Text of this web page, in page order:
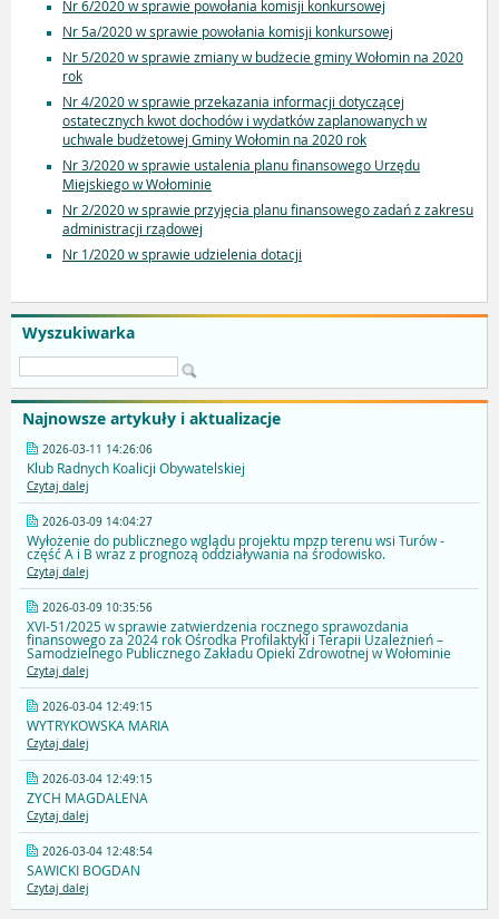
Wyszukiwarka
Najnowsze artykuły i aktualizacje
2026-03-11 14:26:06
Klub Radnych Koalicji Obywatelskiej
Czytaj dalej
2026-03-09 14:04:27
Wyłożenie do publicznego wglądu projektu mpzp terenu wsi Turów -
część A i B wraz z prognozą oddziaływania na środowisko.
Czytaj dalej
2026-03-09 10:35:56
XVI-51/2025 w sprawie zatwierdzenia rocznego sprawozdania
finansowego za 2024 rok Ośrodka Profilaktyki i Terapii Uzależnień –
Samodzielnego Publicznego Zakładu Opieki Zdrowotnej w Wołominie
Czytaj dalej
2026-03-04 12:49:15
WYTRYKOWSKA MARIA
Czytaj dalej
2026-03-04 12:49:15
ZYCH MAGDALENA
Czytaj dalej
2026-03-04 12:48:54
SAWICKI BOGDAN
Czytaj dalej
Nr 6/2020 w sprawie powołania komisji konkursowej
Nr 5a/2020 w sprawie powołania komisji konkursowej
Nr 5/2020 w sprawie zmiany w budżecie gminy Wołomin na 2020
rok
Nr 4/2020 w sprawie przekazania informacji dotyczącej
ostatecznych kwot dochodów i wydatków zaplanowanych w
uchwale budżetowej Gminy Wołomin na 2020 rok
Nr 3/2020 w sprawie ustalenia planu finansowego Urzędu
Miejskiego w Wołominie
Nr 2/2020 w sprawie przyjęcia planu finansowego zadań z zakresu
administracji rządowej
Nr 1/2020 w sprawie udzielenia dotacji